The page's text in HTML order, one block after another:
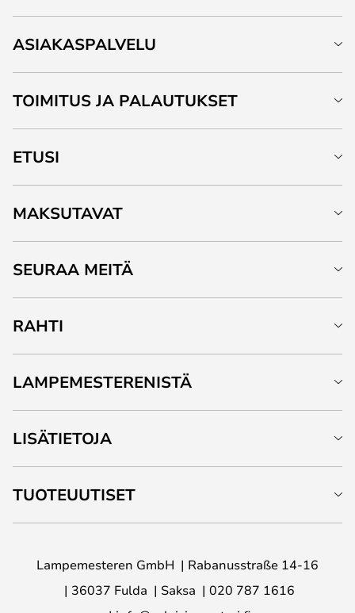
ASIAKASPALVELU
TOIMITUS JA PALAUTUKSET
ETUSI
MAKSUTAVAT
SEURAA MEITÄ
RAHTI
LAMPEMESTERENISTÄ
LISÄTIETOJA
TUOTEUUTISET
Lampemesteren GmbH
Rabanusstraße 14-16
36037 Fulda
Saksa
020 787 1616